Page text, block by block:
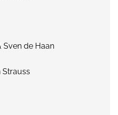
Sven de Haan
Strauss